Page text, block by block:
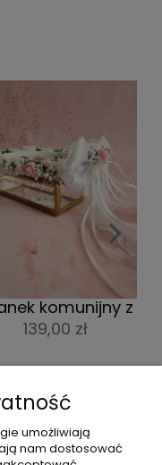
komunijny z
różyczkami i
wstążkami
139,00 zł
>
umożliwiają
nam dostosować